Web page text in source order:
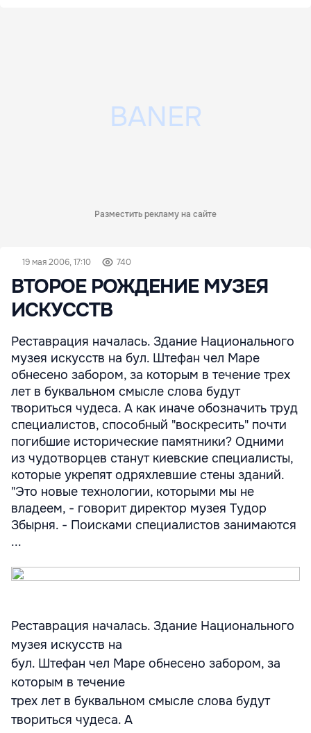
Разместить рекламу на сайте
19 мая 2006, 17:10 740
ВТОРОЕ РОЖДЕНИЕ МУЗЕЯ
ИСКУССТВ
Реставрация началась. Здание Национального
музея искусств на бул. Штефан чел Маре
обнесено забором, за которым в течение трех
лет в буквальном смысле слова будут
твориться чудеса. А как иначе обозначить труд
специалистов, способный "воскресить" почти
погибшие исторические памятники? Одними
из чудотворцев станут киевские специалисты,
которые укрепят одряхлевшие стены зданий.
"Это новые технологии, которыми мы не
владеем, - говорит директор музея Тудор
Збырня. - Поисками специалистов занимаются
...
Реставрация началась. Здание Национального
музея искусств на
бул. Штефан чел Маре обнесено забором, за
которым в течение
трех лет в буквальном смысле слова будут
твориться чудеса. А